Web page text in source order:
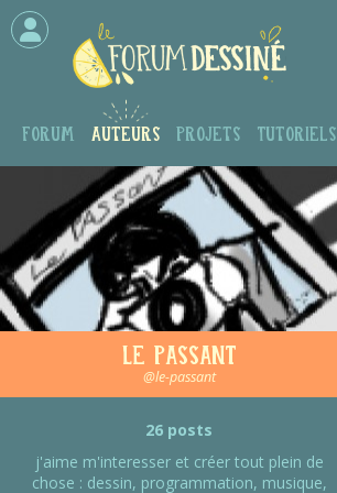
Forum Auteurs Projets Tutoriels
Le Passant
@le-passant
26 posts
j'aime m'interesser et créer tout plein de
chose : dessin, programmation, musique,